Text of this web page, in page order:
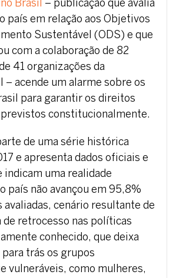
Brasil
– publicação que avalia
país em relação aos Objetivos
Sustentável (ODS) e que
com a colaboração de 82
41 organizações da
– acende um alarme sobre os
para garantir os direitos
constitucionalmente.
de uma série histórica
e apresenta dados oficiais e
indicam uma realidade
país não avançou em 95,8%
avaliadas, cenário resultante de
de retrocesso nas políticas
conhecido, que deixa
para trás os grupos
vulneráveis, como mulheres,